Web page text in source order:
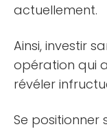
actuellement.
Ainsi, investir
opération qui
révéler
Se positionner